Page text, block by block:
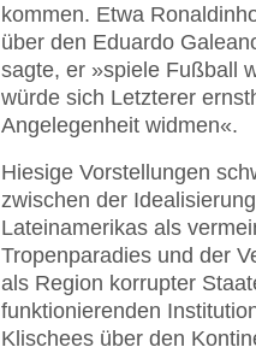
kommen. Etwa
über den Eduardo
sagte, er »spiele Fußball
würde sich Letzterer
Angelegenheit widmen«.
Hiesige Vorstellungen
zwischen der Idealisierung
Lateinamerikas als
Tropenparadies und der
als Region korrupter
funktionierenden
Klischees über den